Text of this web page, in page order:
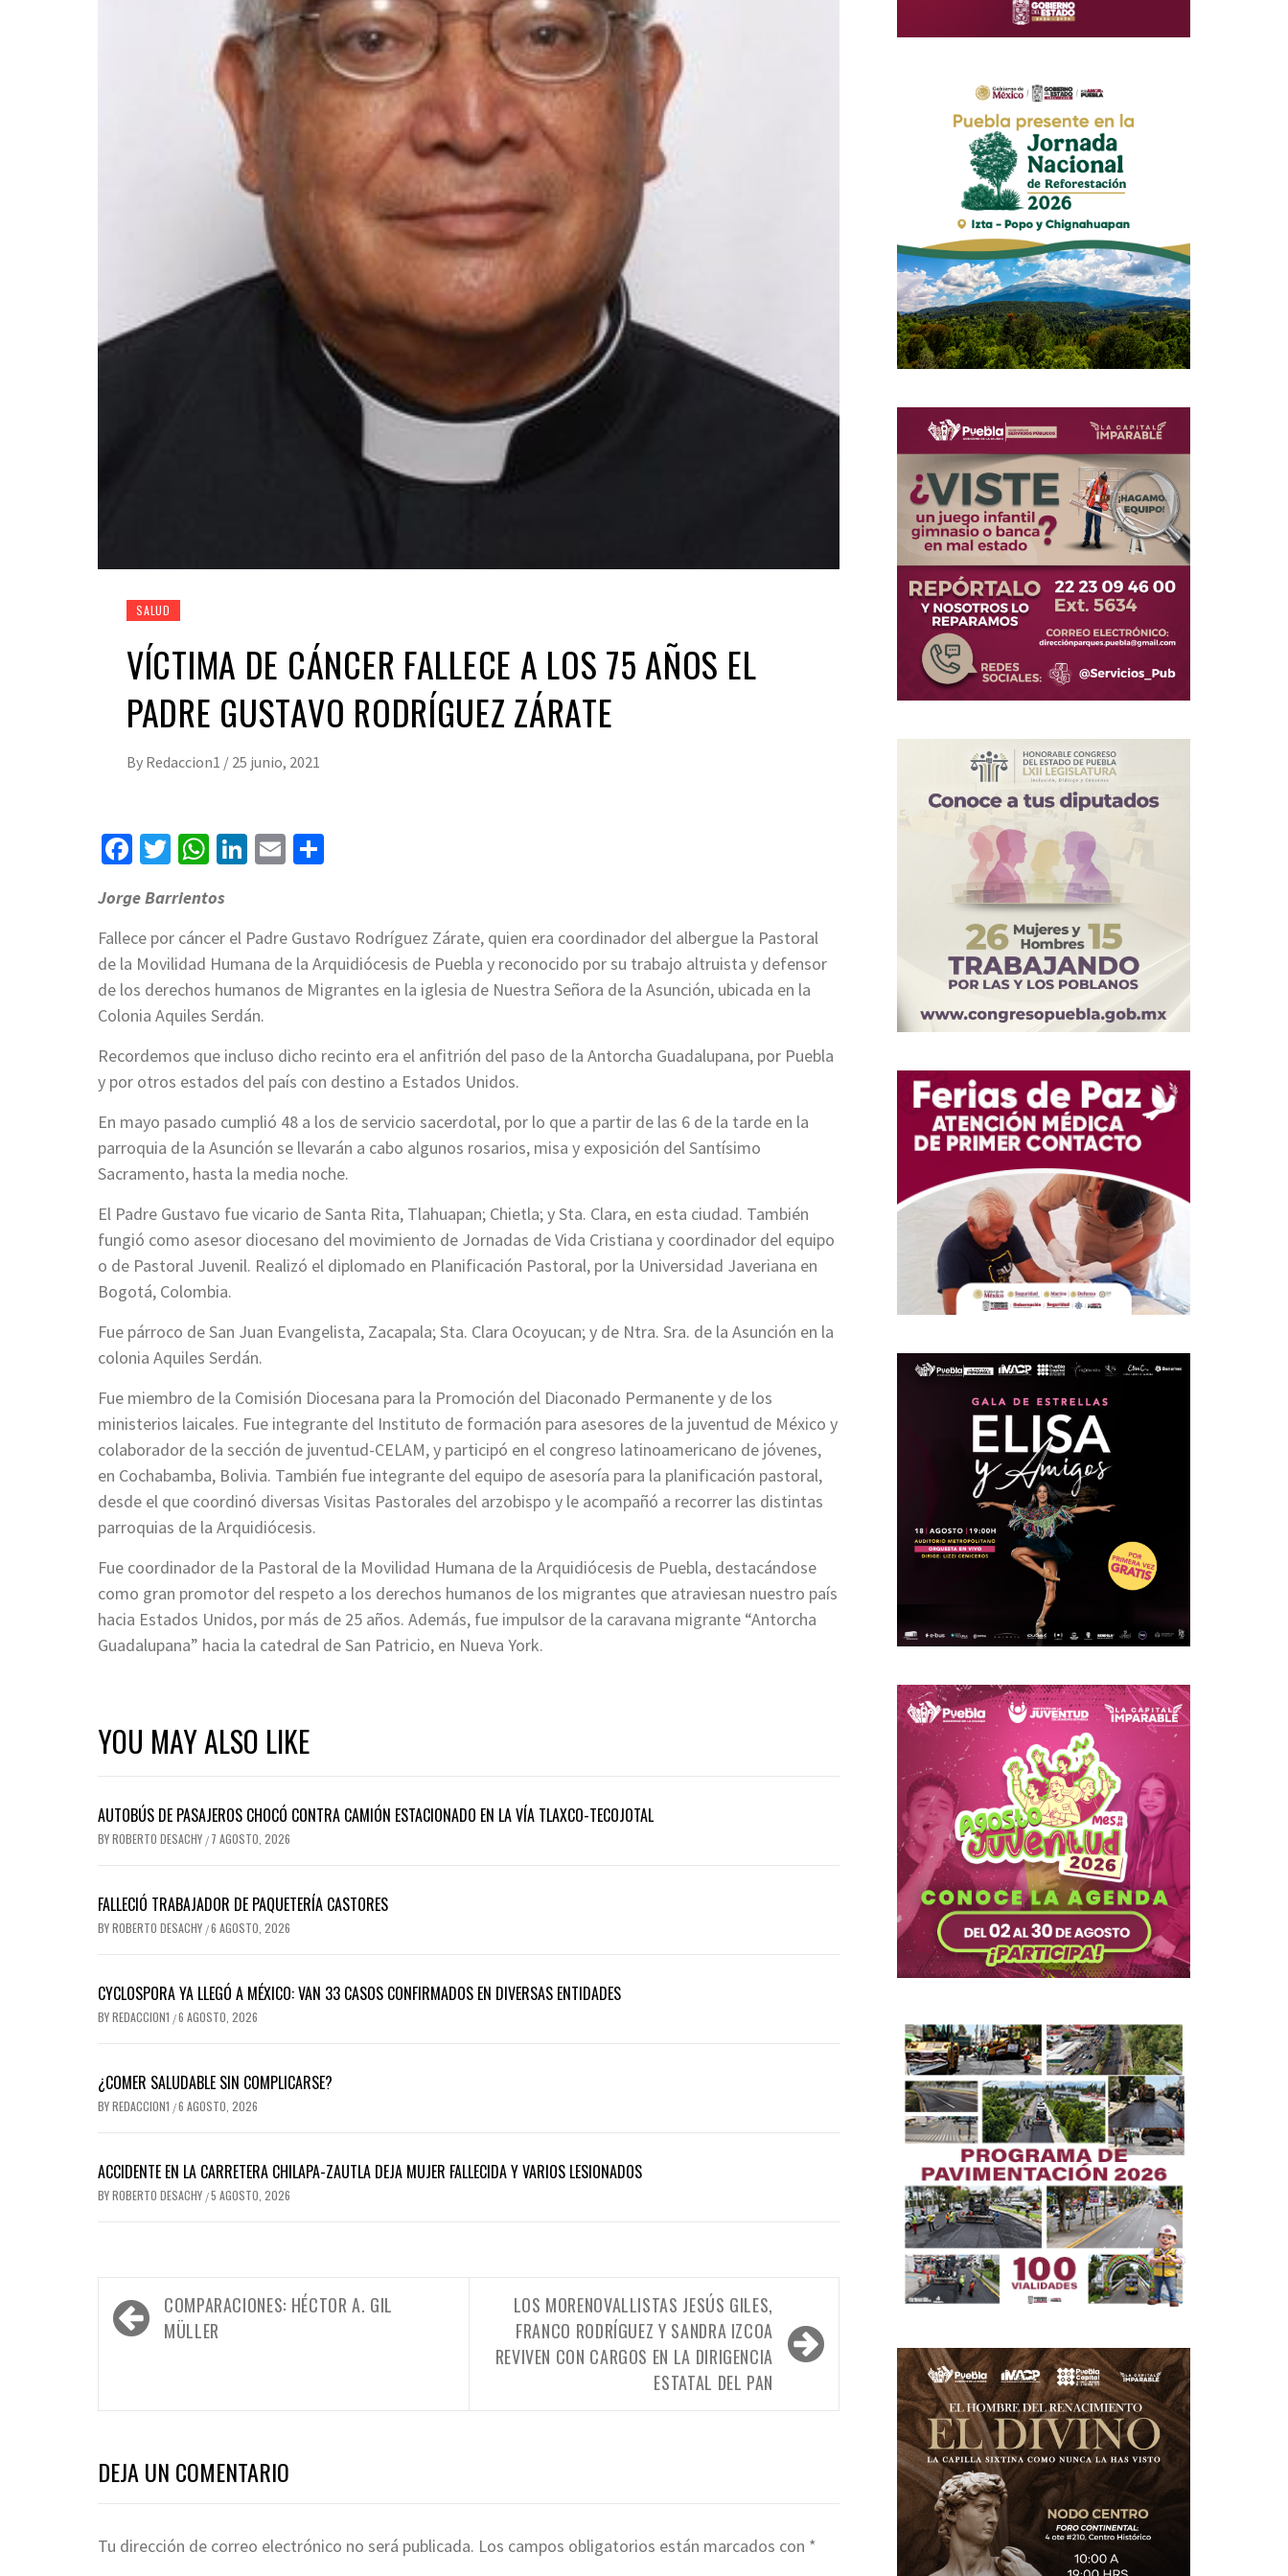
SALUD
VÍCTIMA DE CÁNCER FALLECE A LOS 75 AÑOS EL
PADRE GUSTAVO RODRÍGUEZ ZÁRATE
By Redaccion1 / 25 junio, 2021
Facebook
Twitter
WhatsApp
LinkedIn
Email
Jorge Barrientos
Fallece por cáncer el Padre Gustavo Rodríguez Zárate, quien era coordinador del albergue la Pastoral
de la Movilidad Humana de la Arquidiócesis de Puebla y reconocido por su trabajo altruista y defensor
de los derechos humanos de Migrantes en la iglesia de Nuestra Señora de la Asunción, ubicada en la
Colonia Aquiles Serdán.
Recordemos que incluso dicho recinto era el anfitrión del paso de la Antorcha Guadalupana, por Puebla
y por otros estados del país con destino a Estados Unidos.
En mayo pasado cumplió 48 a los de servicio sacerdotal, por lo que a partir de las 6 de la tarde en la
parroquia de la Asunción se llevarán a cabo algunos rosarios, misa y exposición del Santísimo
Sacramento, hasta la media noche.
El Padre Gustavo fue vicario de Santa Rita, Tlahuapan; Chietla; y Sta. Clara, en esta ciudad. También
fungió como asesor diocesano del movimiento de Jornadas de Vida Cristiana y coordinador del equipo
o de Pastoral Juvenil. Realizó el diplomado en Planificación Pastoral, por la Universidad Javeriana en
Bogotá, Colombia.
Fue párroco de San Juan Evangelista, Zacapala; Sta. Clara Ocoyucan; y de Ntra. Sra. de la Asunción en la
colonia Aquiles Serdán.
Fue miembro de la Comisión Diocesana para la Promoción del Diaconado Permanente y de los
ministerios laicales. Fue integrante del Instituto de formación para asesores de la juventud de México y
colaborador de la sección de juventud-CELAM, y participó en el congreso latinoamericano de jóvenes,
en Cochabamba, Bolivia. También fue integrante del equipo de asesoría para la planificación pastoral,
desde el que coordinó diversas Visitas Pastorales del arzobispo y le acompañó a recorrer las distintas
parroquias de la Arquidiócesis.
Fue coordinador de la Pastoral de la Movilidad Humana de la Arquidiócesis de Puebla, destacándose
como gran promotor del respeto a los derechos humanos de los migrantes que atraviesan nuestro país
hacia Estados Unidos, por más de 25 años. Además, fue impulsor de la caravana migrante “Antorcha
Guadalupana” hacia la catedral de San Patricio, en Nueva York.
YOU MAY ALSO LIKE
AUTOBÚS DE PASAJEROS CHOCÓ CONTRA CAMIÓN ESTACIONADO EN LA VÍA TLAXCO-TECOJOTAL
BYROBERTO DESACHY / 7 AGOSTO, 2026
FALLECIÓ TRABAJADOR DE PAQUETERÍA CASTORES
BYROBERTO DESACHY /6 AGOSTO, 2026
CYCLOSPORA YA LLEGÓ A MÉXICO: VAN 33 CASOS CONFIRMADOS EN DIVERSAS ENTIDADES
BYREDACCION1 /6 AGOSTO, 2026
¿COMER SALUDABLE SIN COMPLICARSE?
BYREDACCION1 /6 AGOSTO, 2026
ACCIDENTE EN LA CARRETERA CHILAPA-ZAUTLA DEJA MUJER FALLECIDA Y VARIOS LESIONADOS
BYROBERTO DESACHY /5 AGOSTO, 2026
Navegación
de
COMPARACIONES: HÉCTOR A. GIL
MÜLLER
LOS MORENOVALLISTAS JESÚS GILES,
FRANCO RODRÍGUEZ Y SANDRA IZCOA
REVIVEN CON CARGOS EN LA DIRIGENCIA
ESTATAL DEL PAN
DEJA UN COMENTARIO
Tu dirección de correo electrónico no será publicada. Los campos obligatorios están marcados con *